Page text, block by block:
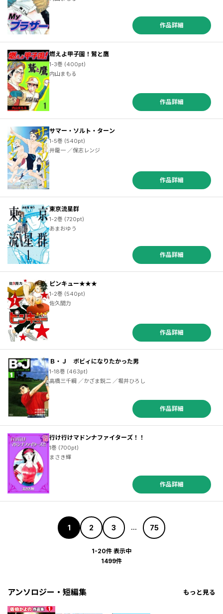
作品詳細
燃えよ甲子園！鷲と鷹
1-3巻 (400pt)
内山まもる
作品詳細
サマー・ソルト・ターン
1-5巻 (540pt)
井龍一 ／保志レンジ
作品詳細
東京流星群
1-2巻 (720pt)
あまおゆう
作品詳細
ピンキュー★★★
1-2巻 (540pt)
佐久間力
作品詳細
Ｂ・Ｊ ボビィになりたかった男
1-18巻 (463pt)
高橋三千綱 ／かざま鋭二 ／堀井ひろし
作品詳細
行け行けマドンナファイターズ！！
1巻 (700pt)
まさき輝
作品詳細
1 2 3 ... 75
1-20件 表示中
1499件
アンソロジー・短編集 もっと見る